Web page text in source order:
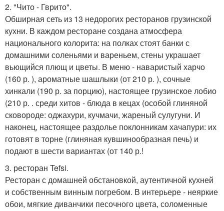
2. "Чито - Гврито".
Обширная сеть из 13 недорогих ресторанов грузинской
кухни. В каждом ресторане создана атмосфера
национального колорита: на полках стоят банки с
домашними соленьями и вареньем, стены украшает
вьющийся плющ и цветы. В меню - наваристый харчо
(160 р. ), ароматные шашлыки (от 210 р. ), сочные
хинкали (190 р. за порцию), настоящее грузинское лобио
(210 р. . среди хитов - блюда в кецах (особой глиняной
сковороде: оджахури, кучмачи, жареный сулугуни. И
наконец, настоящее раздолье поклонникам хачапури: их
готовят в торне (глиняная кувшинообразная печь) и
подают в шести вариантах (от 140 р.!
3. ресторан Tefsi.
Ресторан с домашней обстановкой, аутентичной кухней
и собственным винным погребом. В интерьере - неяркие
обои, мягкие диванчики песочного цвета, соломенные